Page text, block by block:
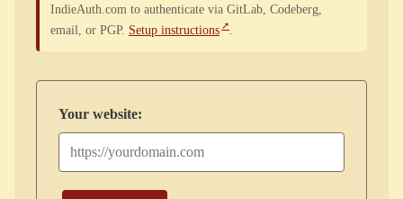
IndieAuth.com to authenticate via GitLab, Codeberg,
email, or PGP. Setup instructions .
Your website: